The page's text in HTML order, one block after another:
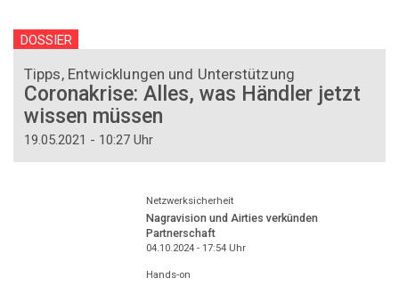
DOSSIER
Tipps, Entwicklungen und Unterstützung
Coronakrise: Alles, was Händler jetzt
wissen müssen
19.05.2021 - 10:27 Uhr
Netzwerksicherheit
Nagravision und Airties verkünden
Partnerschaft
04.10.2024 - 17:54Uhr
Hands-on